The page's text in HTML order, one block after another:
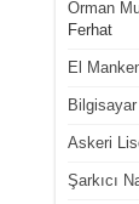
Orman
Ferhat
El
Bilgisayar
Askeri
Şarkıcı